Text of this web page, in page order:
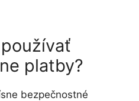
platby?
bezpečnostné